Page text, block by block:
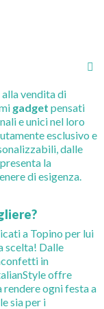
vendita di
gadget pensati
e unici nel loro
esclusivo e
dalle
la
di esigenza.
a Topino per lui
scelta! Dalle
in
offre
ogni festa a
sia per i